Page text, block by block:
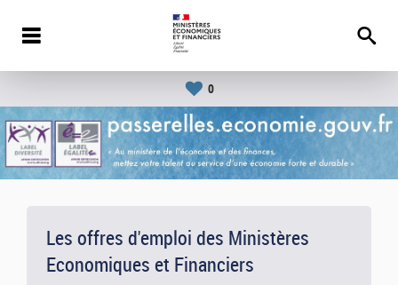
0
Les offres d'emploi des Ministères
Economiques et Financiers